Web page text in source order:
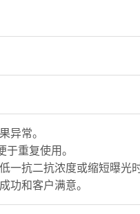
异常。
重复使用。
一抗二抗浓度或缩短曝光时
功和客户满意。